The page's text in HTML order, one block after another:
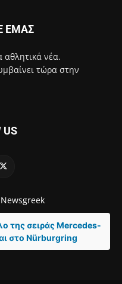
ΕΜΑΣ
αθλητικά νέα.
τώρα στην
US
Newsgreek
της σειράς Mercedes-
στο Nürburgring